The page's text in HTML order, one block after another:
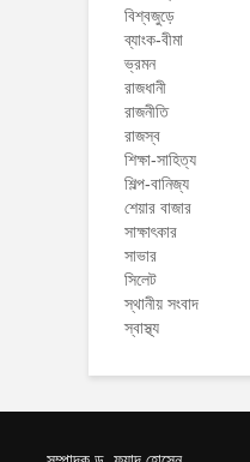
বিশ্বজুড়ে
ব্যাংক-বীমা
ভ্রমন
রাজধানী
রাজনীতি
রাজস্ব
শিক্ষা-সাহিত্য
শিল্প-বানিজ্য
শেয়ার বাজার
সাক্ষাৎকার
সাভার
সিলেট
স্থানীয় সংবাদ
স্বাস্থ্য